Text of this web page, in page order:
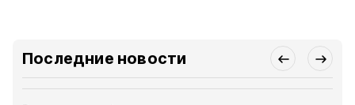
Последние новости